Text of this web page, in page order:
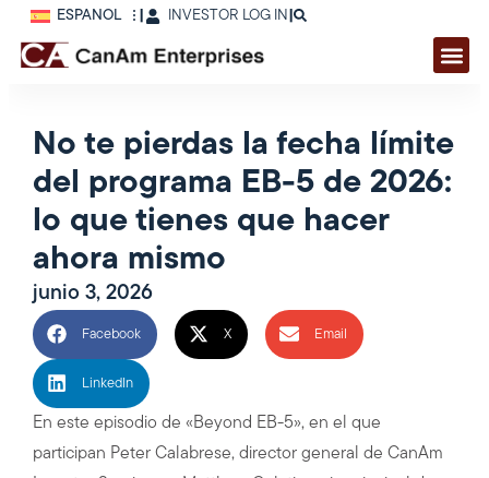
ESPAÑOL INVESTOR LOG IN |
No te pierdas la fecha límite
del programa EB-5 de 2026:
lo que tienes que hacer
ahora mismo
junio 3, 2026
Facebook X Email
LinkedIn
En este episodio de «Beyond EB-5», en el que
participan Peter Calabrese, director general de CanAm